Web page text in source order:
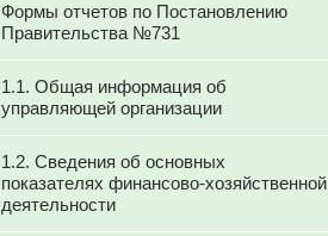
Формы отчетов по Постановлению
Правительства №731
1.1. Общая информация об
управляющей организации
1.2. Сведения об основных
показателях финансово-хозяйственной
деятельности